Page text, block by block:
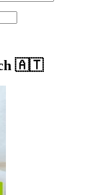
🇦🇹